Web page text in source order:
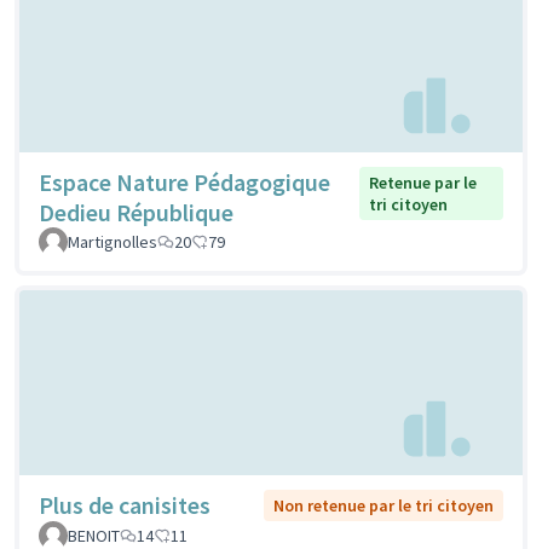
Espace Nature Pédagogique
Dedieu République
Retenue par le
tri citoyen
Martignolles
20 79
Plus de canisites
Non retenue par le tri citoyen
BENOIT
14 11